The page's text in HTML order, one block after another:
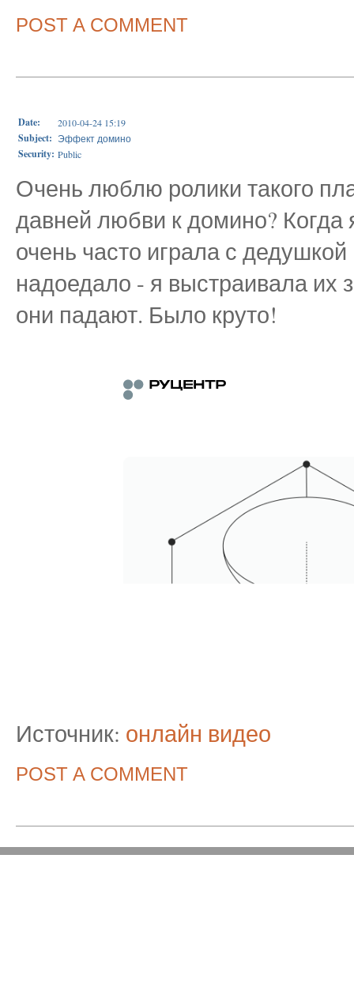
POST A COMMENT
Date: 2010-04-24 15:19
Subject: Эффект домино
Security: Public
Очень люблю ролики такого
давней любви к домино?
очень часто играла с
надоедало - я выстраивала их
они падают. Было круто!
Источник: онлайн видео
POST A COMMENT